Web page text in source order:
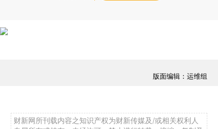
版面编辑：运维组
财新网所刊载内容之知识产权为财新传媒及/或相关权利人